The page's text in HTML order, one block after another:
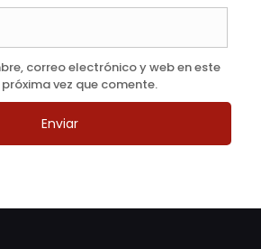
correo electrónico y web en este
vez que comente.